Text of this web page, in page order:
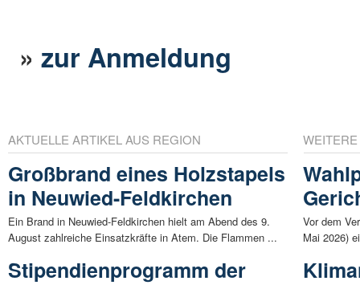
»zur Anmeldung
AKTUELLE ARTIKEL AUS REGION
Großbrand eines Holzstapels
in Neuwied-Feldkirchen
Ein Brand in Neuwied-Feldkirchen hielt am Abend des 9.
August zahlreiche Einsatzkräfte in Atem. Die Flammen ...
Stipendienprogramm der
Vor dem
Mai 2026)